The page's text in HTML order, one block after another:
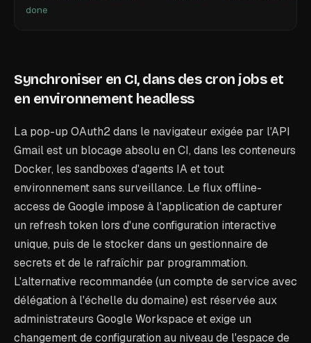
done
Synchroniser en CI, dans des cron jobs et
en environnement headless
La pop-up OAuth2 dans le navigateur exigée par l'API
Gmail est un blocage absolu en CI, dans les conteneurs
Docker, les sandboxes d'agents IA et tout
environnement sans surveillance. Le flux offline-
access de Google impose à l'application de capturer
un refresh token lors d'une configuration interactive
unique, puis de le stocker dans un gestionnaire de
secrets et de le rafraîchir par programmation.
L'alternative recommandée (un compte de service avec
délégation à l'échelle du domaine) est réservée aux
administrateurs Google Workspace et exige un
changement de configuration au niveau de l'espace de